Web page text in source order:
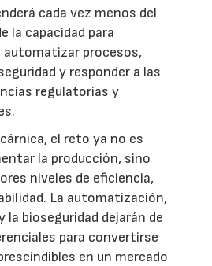
cada vez menos del
la capacidad para
procesos,
y responder a las
regulatorias y
el reto ya no es
la producción, sino
niveles de eficiencia,
La automatización,
la bioseguridad dejarán de
para convertirse
en un mercado